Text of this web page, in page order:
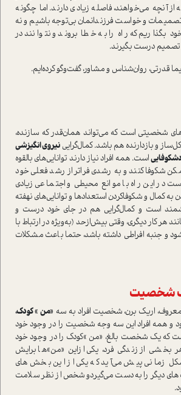
آنچه مي‌خواهند، فاصله زيادي دارند. اما چگونه
و خواست فرزندانمان بي‌توجه باشيم و نه
بگذاريم كه راه را به خطا بروند و نتوانند در
درست بگيرند.
قدرتي، روان‌شناس و مشاور، گفت‌و‌گو كرده‌ايم.
شخصيتي است كه مي‌تواند همان‌قدر كه سازنده،
و باز‌دارنده هم باشد. كمال‌گرايي نيروي انگيزشي
است. همه افراد نياز دارند توانايي‌هاي بالقوه
شكوفا كنند و به رشدي فراتر از رشد فعلي خود
در اين راه با موانع محيطي و اجتماعي زيادي
به كمال و شكوفا‌كردن استعدادها و توانايي‌هاي نهفته
است و كمال‌گرايي هم در جاي خود درست و
هر كار ديگري، وقتي بيش‌از‌حد (به‌ويژه در ارتباط با
شود و جنبه افراطي داشته باشد، حتما باعث مشكلات
شخصيت
اريك برن، شخصيت افراد به سه «من » كودك،
همه افراد اين سه وجه شخصيت را در وجود خود
كه يك شخصت بالغ، «من »كودك را در وجود خود
بخشي از زندگي فرد، يكي ازاين «من»ها برايش
زماني پيش مي‌آيد كه يكي از اين بخش‌هاي
ديگر را به‌دست مي‌گيردو شخص از نظر سلامت